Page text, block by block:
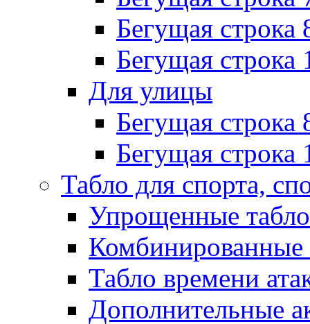
Бегущая строка
Бегущая строка
Для улицы
Бегущая строка
Бегущая строка
Табло для спорта,
Упрощенные табло
Комбинированные
Табло времени
Дополнительные